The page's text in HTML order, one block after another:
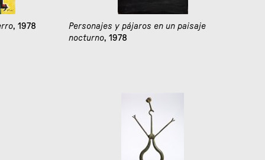
, 1978
Personajes y pájaros en un paisaje
nocturno, 1978